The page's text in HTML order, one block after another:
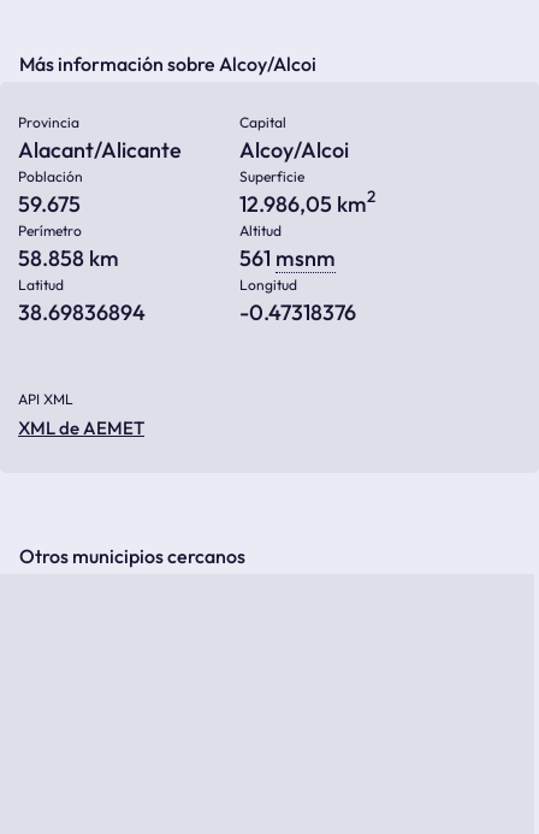
Más información sobre Alcoy/Alcoi
Provincia
Alacant/Alicante
Capital
Alcoy/Alcoi
Población
59.675
Superficie
12.986,05 km2
Perímetro
58.858 km
Altitud
561 msnm
Latitud
38.69836894
Longitud
-0.47318376
API XML
XML de AEMET
Otros municipios cercanos